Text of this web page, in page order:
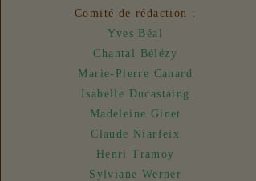
Liens
- Un euro ne fait
pas le printemps
31/07/2026 : - En vue n° 153
Comité de rédaction :
Yves Béal
Chantal Bélézy
Marie-Pierre Canard
Isabelle Ducastaing
Madeleine Ginet
Claude Niarfeix
Henri Tramoy
Sylviane Werner